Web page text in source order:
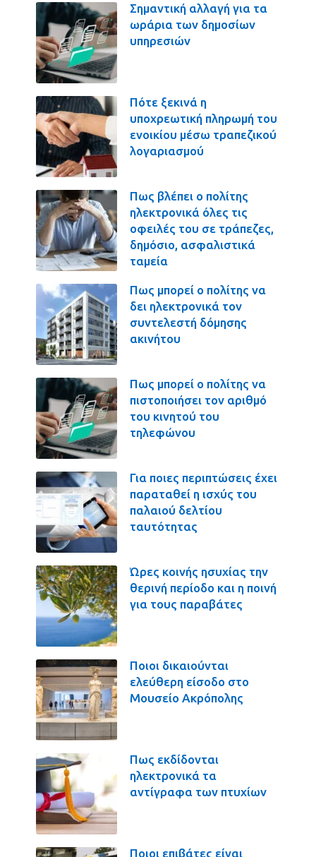
Σημαντική αλλαγή για τα
ωράρια των δημοσίων
υπηρεσιών
Πότε ξεκινά η
υποχρεωτική πληρωμή του
ενοικίου μέσω τραπεζικού
λογαριασμού
Πως βλέπει ο πολίτης
ηλεκτρονικά όλες τις
οφειλές του σε τράπεζες,
δημόσιο, ασφαλιστικά
ταμεία
Πως μπορεί ο πολίτης να
δει ηλεκτρονικά τον
συντελεστή δόμησης
ακινήτου
Πως μπορεί ο πολίτης να
πιστοποιήσει τον αριθμό
του κινητού του
τηλεφώνου
Για ποιες περιπτώσεις έχει
παραταθεί η ισχύς του
παλαιού δελτίου
ταυτότητας
Ώρες κοινής ησυχίας την
θερινή περίοδο και η ποινή
για τους παραβάτες
Ποιοι δικαιούνται
ελεύθερη είσοδο στο
Μουσείο Ακρόπολης
Πως εκδίδονται
ηλεκτρονικά τα
αντίγραφα των πτυχίων
Ποιοι επιβάτες είναι